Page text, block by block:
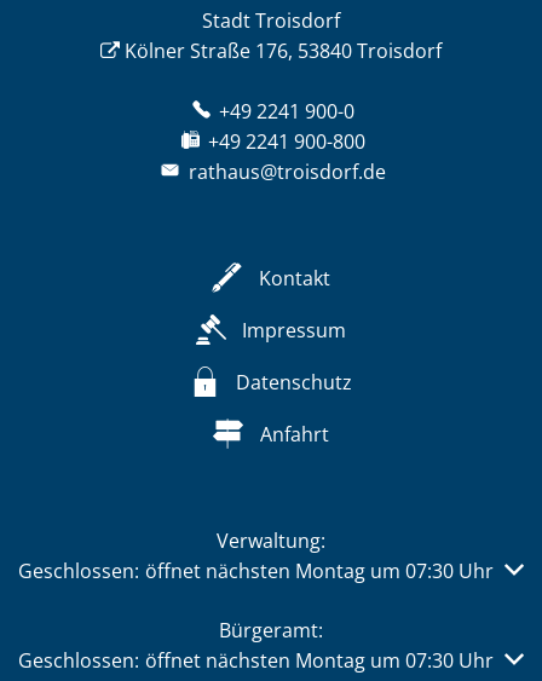
Stadt Troisdorf
Kölner Straße 176, 53840 Troisdorf
+49 2241 900-0
+49 2241 900-800
rathaus@troisdorf.de
Kontakt
Impressum
Datenschutz
Anfahrt
Verwaltung:
Klicken, um weitere Öffnungs- oder Schließzeiten
Geschlossen: öffnet nächsten Montag um 07:30 Uhr
Bürgeramt:
Klicken, um weitere Öffnungs- oder Schließzeiten
Geschlossen: öffnet nächsten Montag um 07:30 Uhr